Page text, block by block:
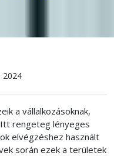
2024
a vállalkozásoknak,
rengeteg lényeges
elvégzéshez használt
során ezek a területek